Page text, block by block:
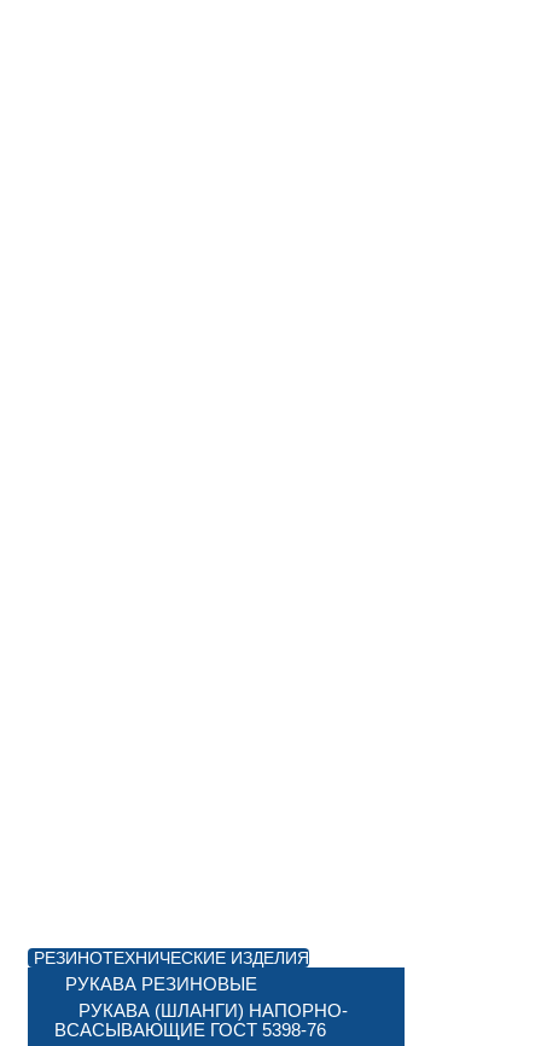
РЕЗИНОТЕХНИЧЕСКИЕ ИЗДЕЛИЯ
РУКАВА РЕЗИНОВЫЕ
РУКАВА (ШЛАНГИ) НАПОРНО-
ВСАСЫВАЮЩИЕ ГОСТ 5398-76